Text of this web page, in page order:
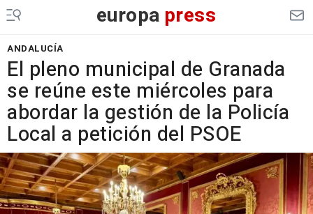
europa press
ANDALUCÍA
El pleno municipal de Granada
se reúne este miércoles para
abordar la gestión de la Policía
Local a petición del PSOE